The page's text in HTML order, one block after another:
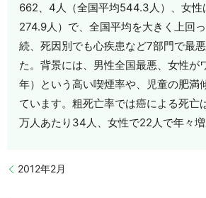
662、4人（全国平均544.3人）、女
274.9人）で、全国平均を大きく上回
続、死因別でも心疾患など7部門で最
た。背景には、男性全国最悪、女性が
年）という高い喫煙率や、児童の肥満
ています。粗死亡率では癌による死亡
万人あたり34人、女性で22人で年々増
2012年2月